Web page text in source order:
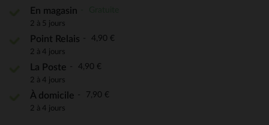
En magasin
2 à 5 jours
Point Relais 4,90 €
2 à 4 jours
La Poste 4,90 €
2 à 4 jours
À domicile 7,90 €
2 à 4 jours